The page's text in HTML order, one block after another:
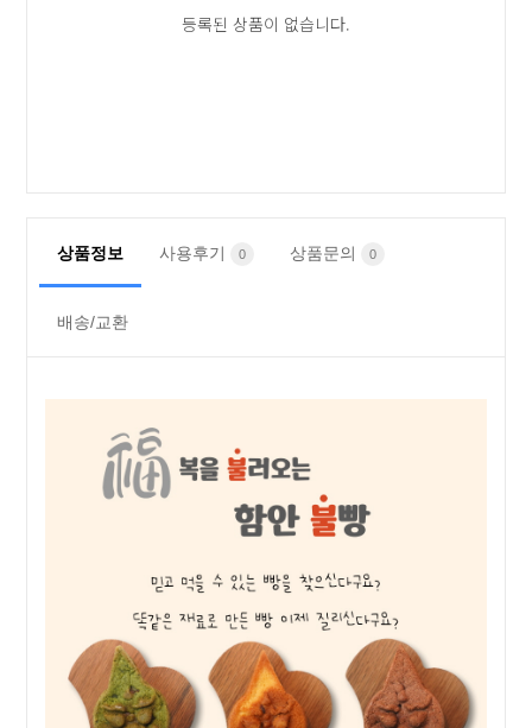
등록된 상품이 없습니다.
상품정보 사용후기 0 상품문의 0
배송/교환